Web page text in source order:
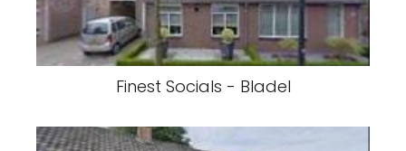
Finest Socials - Bladel